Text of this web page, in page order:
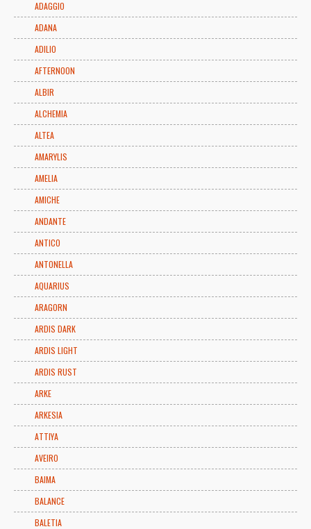
ADAGGIO
ADANA
ADILIO
AFTERNOON
ALBIR
ALCHEMIA
ALTEA
AMARYLIS
AMELIA
AMICHE
ANDANTE
ANTICO
ANTONELLA
AQUARIUS
ARAGORN
ARDIS DARK
ARDIS LIGHT
ARDIS RUST
ARKE
ARKESIA
ATTIYA
AVEIRO
BAIMA
BALANCE
BALETIA